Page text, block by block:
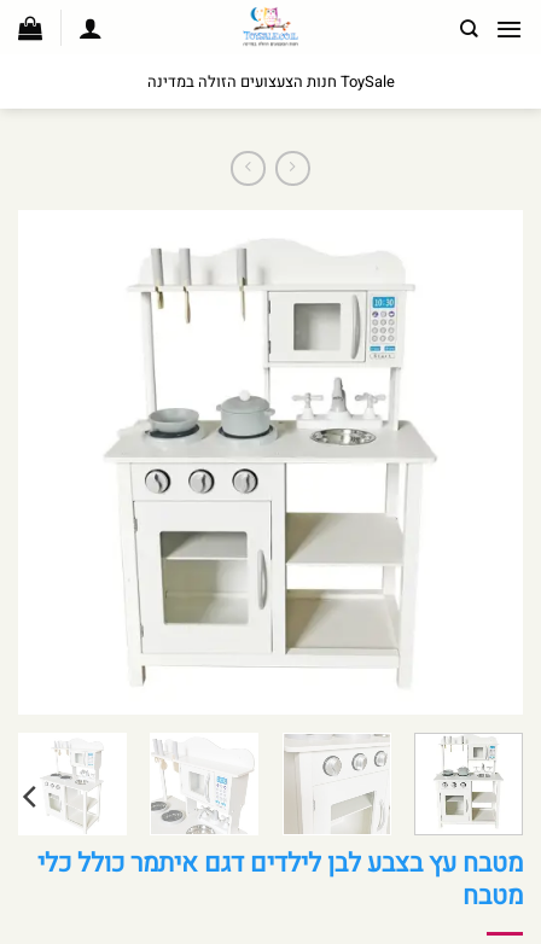
לתוכן
ToySale חנות הצעצועים הזולה במדינה
מטבח עץ בצבע לבן לילדים דגם איתמר כולל כלי
מטבח